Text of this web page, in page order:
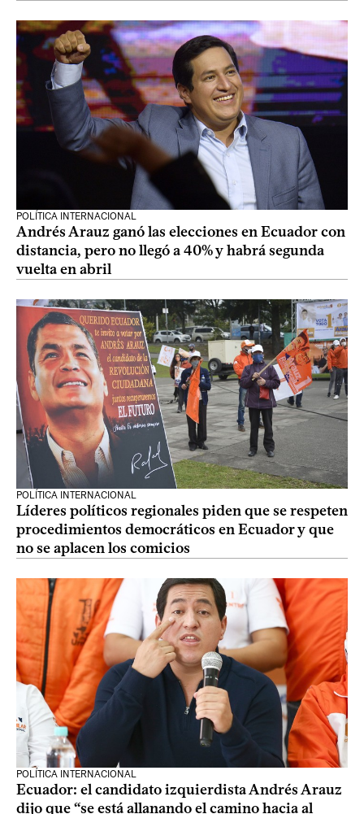
POLÍTICA INTERNACIONAL
Andrés Arauz ganó las elecciones en Ecuador con
distancia, pero no llegó a 40% y habrá segunda
vuelta en abril
POLÍTICA INTERNACIONAL
Líderes políticos regionales piden que se respeten
procedimientos democráticos en Ecuador y que
no se aplacen los comicios
POLÍTICA INTERNACIONAL
Ecuador: el candidato izquierdista Andrés Arauz
dijo que “se está allanando el camino hacia al